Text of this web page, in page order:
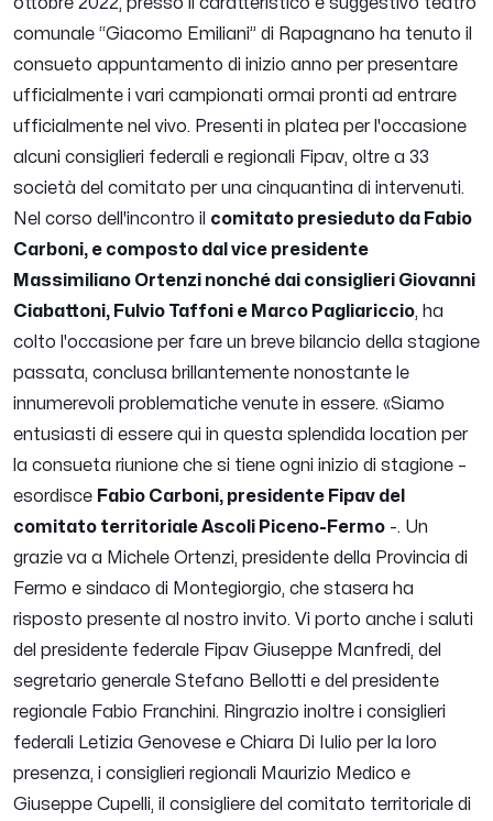
ottobre 2022, presso il caratteristico e suggestivo teatro
comunale “Giacomo Emiliani” di Rapagnano ha tenuto il
consueto appuntamento di inizio anno per presentare
ufficialmente i vari campionati ormai pronti ad entrare
ufficialmente nel vivo. Presenti in platea per l'occasione
alcuni consiglieri federali e regionali Fipav, oltre a 33
società del comitato per una cinquantina di intervenuti.
Nel corso dell'incontro il comitato presieduto da Fabio
Carboni, e composto dal vice presidente
Massimiliano Ortenzi nonché dai consiglieri Giovanni
Ciabattoni, Fulvio Taffoni e Marco Pagliariccio, ha
colto l'occasione per fare un breve bilancio della stagione
passata, conclusa brillantemente nonostante le
innumerevoli problematiche venute in essere. «Siamo
entusiasti di essere qui in questa splendida location per
la consueta riunione che si tiene ogni inizio di stagione –
esordisce Fabio Carboni, presidente Fipav del
comitato territoriale Ascoli Piceno-Fermo -. Un
grazie va a Michele Ortenzi, presidente della Provincia di
Fermo e sindaco di Montegiorgio, che stasera ha
risposto presente al nostro invito. Vi porto anche i saluti
del presidente federale Fipav Giuseppe Manfredi, del
segretario generale Stefano Bellotti e del presidente
regionale Fabio Franchini. Ringrazio inoltre i consiglieri
federali Letizia Genovese e Chiara Di Iulio per la loro
presenza, i consiglieri regionali Maurizio Medico e
Giuseppe Cupelli, il consigliere del comitato territoriale di